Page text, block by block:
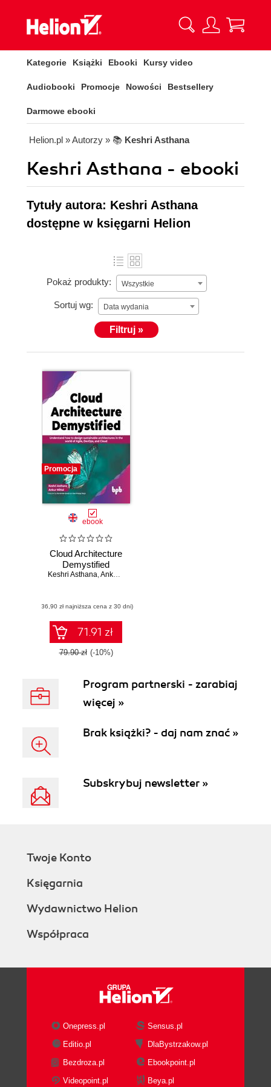
Kategorie Książki Ebooki Kursy video
Audiobooki Promocje Nowości Bestsellery
Darmowe ebooki
Helion.pl » Autorzy » 📚 Keshri Asthana
Keshri Asthana - ebooki
Tytuły autora: Keshri Asthana
dostępne w księgarni Helion
Pokaż produkty: Wszystkie
Sortuj wg: Data wydania
Filtruj »
Promocja
ebook
Cloud Architecture
Demystified
Keshri Asthana,Ankur Mittal
(36,90 zł najniższa cena z 30 dni)
71.91 zł
79.90 zł (-10%)
Program partnerski - zarabiaj
więcej »
Brak książki? - daj nam znać »
Subskrybuj newsletter »
Twoje Konto
Księgarnia
Wydawnictwo Helion
Współpraca
Onepress.pl
Sensus.pl
Editio.pl
DlaBystrzakow.pl
Bezdroza.pl
Ebookpoint.pl
Videopoint.pl
Beya.pl